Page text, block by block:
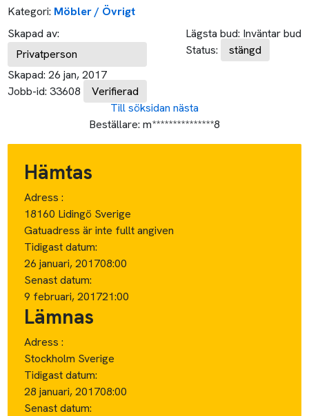
Kategori: Möbler / Övrigt
Skapad av:
Privatperson
Skapad: 26 jan, 2017
Jobb-id: 33608 Verifierad
Lägsta bud: Inväntar bud
Status:
stängd
Till söksidan nästa
Beställare: m***************8
Hämtas
Adress :
18160 Lidingö Sverige
Gatuadress är inte fullt angiven
Tidigast datum:
26 januari, 201708:00
Senast datum:
9 februari, 201721:00
Lämnas
Adress :
Stockholm Sverige
Tidigast datum:
28 januari, 201708:00
Senast datum: